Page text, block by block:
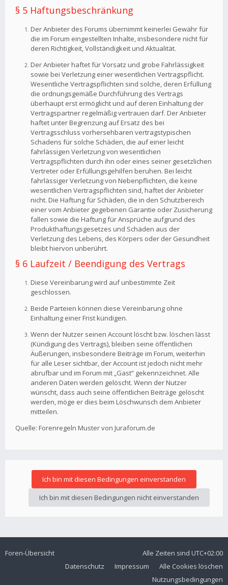
§ 5 Haftungsbeschränkung
Der Anbieter des Forums übernimmt keinerlei Gewähr für
die im Forum eingestellten Inhalte, insbesondere nicht für
deren Richtigkeit, Vollständigkeit und Aktualität.
Der Anbieter haftet für Vorsatz und grobe Fahrlässigkeit
sowie bei Verletzung einer wesentlichen Vertragspflicht.
Wesentliche Vertragspflichten sind solche, deren Erfüllung
die ordnungsgemäße Durchführung des Vertrags
überhaupt erst ermöglicht und auf deren Einhaltung der
Vertragspartner regelmäßig vertrauen darf. Der Anbieter
haftet unter Begrenzung auf Ersatz des bei
Vertragsschluss vorhersehbaren vertragstypischen
Schadens für solche Schäden, die auf einer leicht
fahrlässigen Verletzung von wesentlichen
Vertragspflichten durch ihn oder eines seiner gesetzlichen
Vertreter oder Erfüllungsgehilfen beruhen. Bei leicht
fahrlässiger Verletzung von Nebenpflichten, die keine
wesentlichen Vertragspflichten sind, haftet der Anbieter
nicht. Die Haftung für Schäden, die in den Schutzbereich
einer vom Anbieter gegebenen Garantie oder Zusicherung
fallen sowie die Haftung für Ansprüche aufgrund des
Produkthaftungsgesetzes und Schäden aus der
Verletzung des Lebens, des Körpers oder der Gesundheit
bleibt hiervon unberührt.
§ 6 Laufzeit / Beendigung des Vertrags
Diese Vereinbarung wird auf unbestimmte Zeit
geschlossen.
Beide Parteien können diese Vereinbarung ohne
Einhaltung einer Frist kündigen.
Wenn der Nutzer seinen Account löscht bzw. löschen lässt
(Kündigung des Vertrags), bleiben seine öffentlichen
Äußerungen, insbesondere Beiträge im Forum, weiterhin
für alle Leser sichtbar, der Account ist jedoch nicht mehr
abrufbar und im Forum mit „Gast“ gekennzeichnet. Alle
anderen Daten werden gelöscht. Wenn der Nutzer
wünscht, dass auch seine öffentlichen Beiträge gelöscht
werden, möge er dies beim Löschwunsch dem Anbieter
mitteilen.
Quelle: Forenregeln Muster von Juraforum.de
Foren-Übersicht Alle Zeiten sind UTC+02:00
Alle Cookies löschen
Impressum
Datenschutz
Nutzungsbedingungen